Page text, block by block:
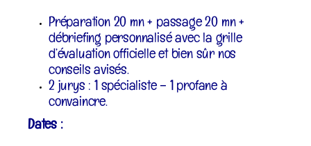
Préparation 20 mn + passage 20 mn +
débriefing personnalisé avec la grille
d’évaluation officielle et bien sûr nos
conseils avisés.
2 jurys : 1 spécialiste – 1 profane à
convaincre.
Dates :